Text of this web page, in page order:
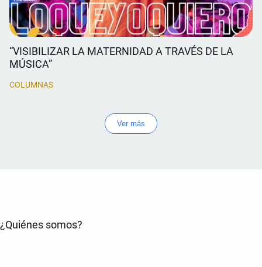
“VISIBILIZAR LA MATERNIDAD A TRAVÉS DE LA
MÚSICA”
COLUMNAS
Ver más
¿Quiénes somos?